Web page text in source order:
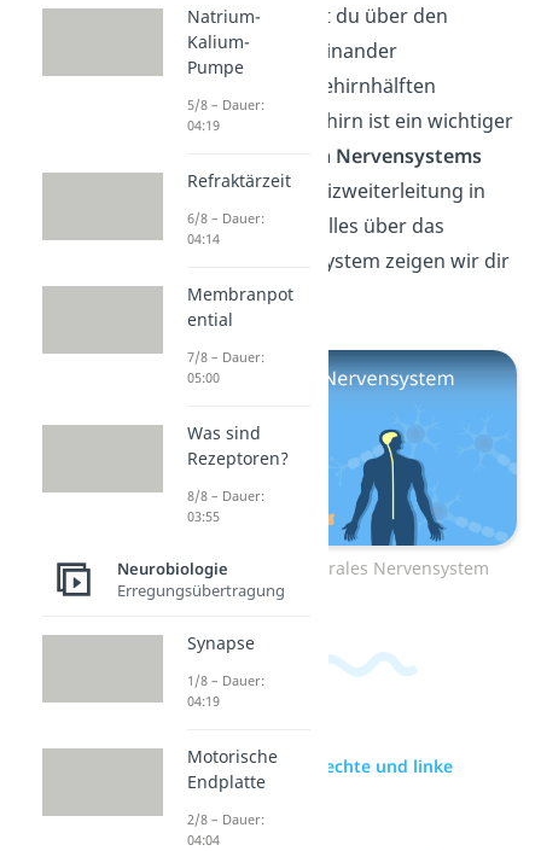
Super! Jetzt weißt du über den
Mythosder voneinander
unabhängigen Gehirnhälften
Bescheid. Das Gehirn ist ein wichtiger
zentralen Nervensystems
und damit der Reizweiterleitung in
deinem Körper. Alles über das
zentrale Nervensystem zeigen wir dir
hier!
Zum Video: Zentrales Nervensystem
zur Videoseite: Rechte und linke
Gehirnhälfte
Natrium-
Kalium-
Pumpe
5/8 – Dauer:
04:19
Refraktärzeit
6/8 – Dauer:
04:14
Membranpot
ential
7/8 – Dauer:
05:00
Was sind
Rezeptoren?
8/8 – Dauer:
03:55
Neurobiologie
Erregungsübertragung
Synapse
1/8 – Dauer:
04:19
Motorische
Endplatte
2/8 – Dauer:
04:04